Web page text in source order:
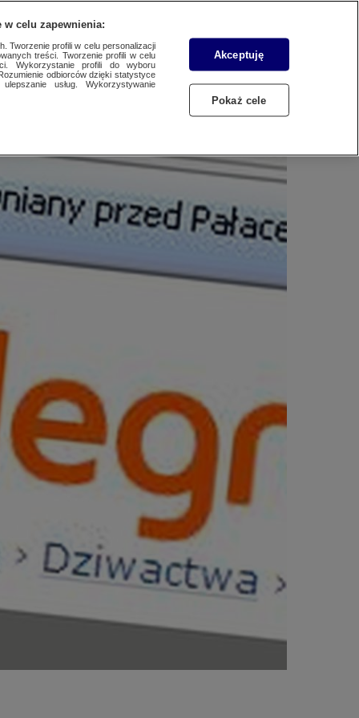
WYŚLIJ MATERIAŁ
w celu zapewnienia:
Tworzenie profili w celu personalizacji
treści. Tworzenie profili w celu
Wykorzystanie profili do wyboru
odbiorców dzięki statystyce
usług. Wykorzystywanie
Akceptuję
Pokaż cele